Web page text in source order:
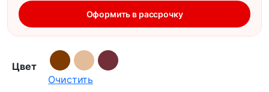
Оформить в рассрочку
Цвет
Очистить